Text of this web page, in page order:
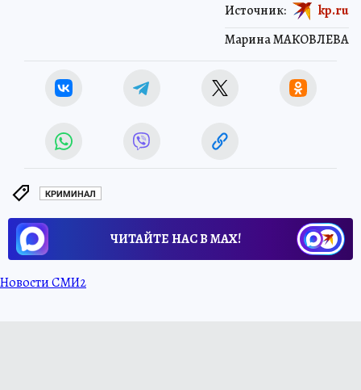
Марина МАКОВЛЕВА
Источник: kp.ru
КРИМИНАЛ
ЧИТАЙТЕ НАС В МАХ!
Новости СМИ2